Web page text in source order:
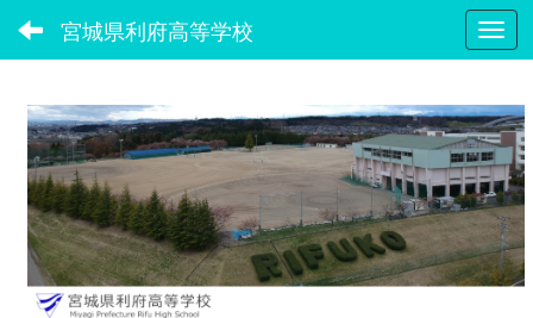
宮城県利府高等学校